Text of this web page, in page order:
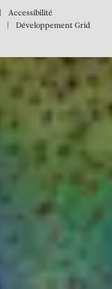
Accessibilité
Développement Grid